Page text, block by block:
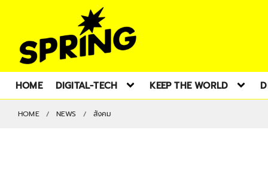
HOME DIGITAL-TECH KEEP THE WORLD
HOME NEWS สังคม